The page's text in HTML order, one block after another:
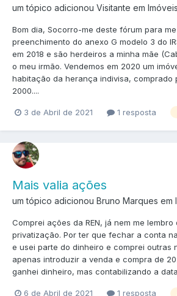
um tópico adicionou Visitante em Imóveis
Bom dia, Socorro-me deste fórum para
preenchimento do anexo G modelo 3 do
em 2018 e são herdeiros a minha mãe
o meu irmão. Vendemos em 2020 um
habitação da herança indivisa, comprado
2000....
3 de Abril de 2021 1 resposta
Mais valia ações
um tópico adicionou Bruno Marques em
Comprei ações da REN, já nem me
privatização. Por ter que fechar a conta
e usei parte do dinheiro e comprei outras
apenas introduzir a venda e compra de
ganhei dinheiro, mas contabilizando a
6 de Abril de 2021 1 resposta